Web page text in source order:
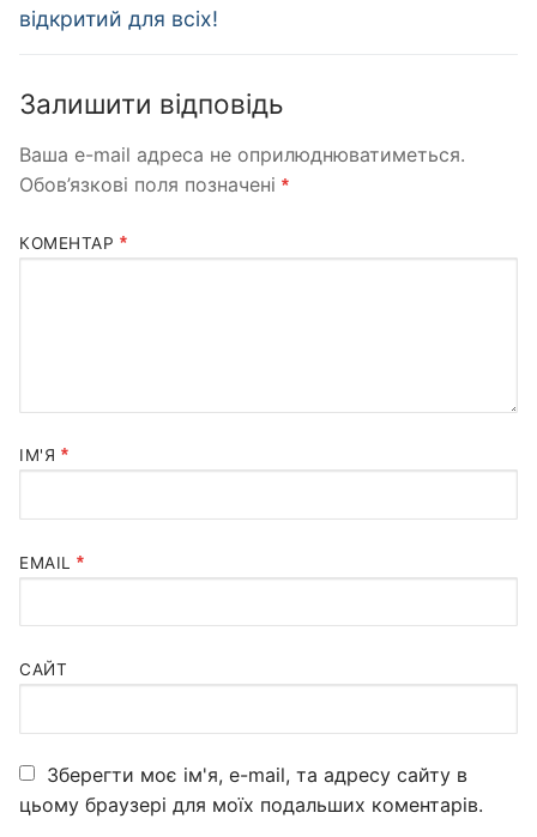
відкритий для всіх!
Залишити відповідь
Ваша e-mail адреса не оприлюднюватиметься.
Обов’язкові поля позначені *
КОМЕНТАР *
ІМ'Я *
EMAIL *
САЙТ
Зберегти моє ім'я, e-mail, та адресу сайту в
цьому браузері для моїх подальших коментарів.